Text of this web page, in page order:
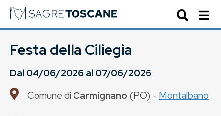
Festa della Ciliegia
Dal04/06/2026al07/06/2026
Comune di Carmignano(PO) - Montalbano